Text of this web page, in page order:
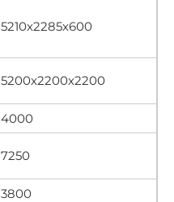
5210х2285х600
5200х2200х2200
4000
7250
3800